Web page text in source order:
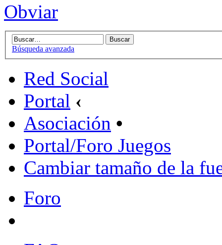
Obviar
Búsqueda avanzada
Red Social
Portal ‹
Asociación •
Portal/Foro Juegos
Cambiar tamaño de la
Foro